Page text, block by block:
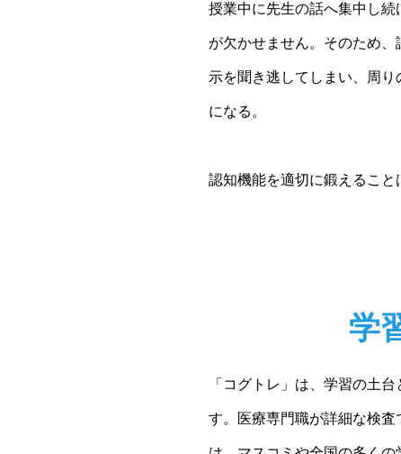
授業中に先生の話へ集中し
が欠かせません。そのため
示を聞き逃してしまい、周
になる。
認知機能を適切に鍛えるこ
学
「コグトレ」は、学習の土
す。医療専門職が詳細な検